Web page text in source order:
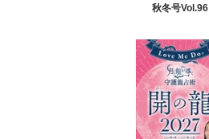
秋冬号Vol.96